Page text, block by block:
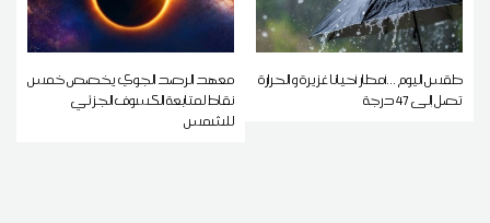
طقس اليوم ...أمطار أحيانا غزيرة و الحرارة
تصل إلى 47 درجة
معهد الرصد الجوي يخصص خمس
نقاط لمتابعة الكسوف الجزئي
للشمس